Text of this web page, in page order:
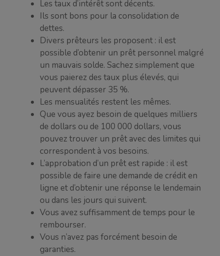
Les taux d’intérêt sont décents.
Ils sont bons pour la consolidation de
dettes.
Divers prêteurs les proposent : il est
possible d’obtenir un prêt personnel malgré
un mauvais solde. Sachez simplement que
vous paierez des taux plus élevés, qui
peuvent dépasser 35 %.
Les mensualités restent les mêmes.
Que vous ayez besoin de quelques milliers
de dollars ou de 100 000 dollars, vous
pouvez trouver un prêt avec des limites qui
correspondent à vos besoins.
L’approbation d’un prêt est rapide : il est
possible de faire une demande de crédit en
ligne et d’obtenir une réponse le lendemain
ou dans les jours qui suivent.
Vous avez suffisamment de temps pour le
rembourser.
Vous n’avez pas forcément besoin de
garanties.